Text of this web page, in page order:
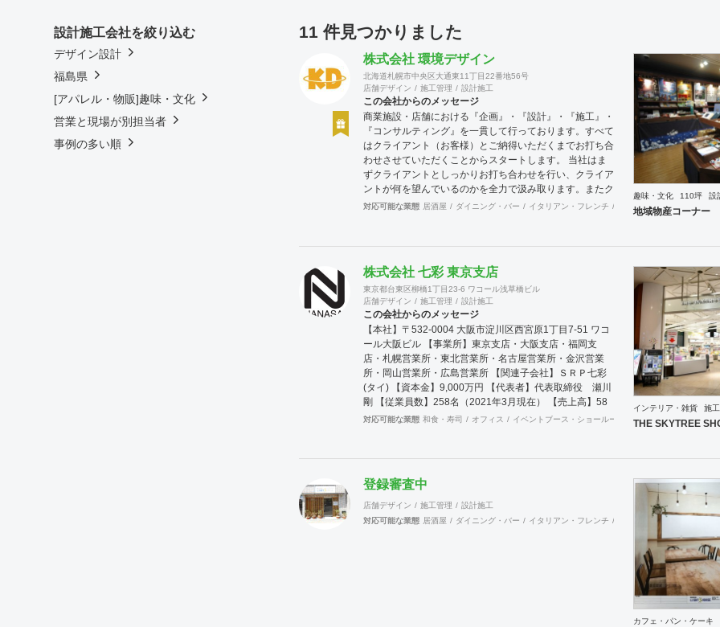
11 件見つかりました
株式会社 環境デザイン
北海道札幌市中央区大通東11丁目22番地56号
店舗デザイン
施工管理 設計施工
この会社からのメッセージ
商業施設・店舗における『企画』・『設計』・『施工』・
『コンサルティング』を一貫して行っております。すべて
はクライアント（お客様）とご納得いただくまでお打ち合
わせさせていただくことからスタートします。 当社はま
ずクライアントとしっかりお打ち合わせを行い、クライア
ントが何を望んでいるのかを全力で汲み取ります。またク
ライアントが思い描いていることをどのように表現してい
提案いたします。
対応可能な業態 居酒屋 ダイニング・バー イタリアン・フレンチ カフェ・パン・ケーキ
趣味・文化 110坪 設
地域物産コーナー
株式会社 七彩 東京支店
東京都台東区柳橋1丁目23-6 ワコール浅草橋ビル
店舗デザイン
施工管理 設計施工
この会社からのメッセージ
【本社】〒532-0004 大阪市淀川区西宮原1丁目7-51 ワコ
ール大阪ビル 【事業所】東京支店・大阪支店・福岡支
店・札幌営業所・東北営業所・名古屋営業所・金沢営業
所・岡山営業所・広島営業所 【関連子会社】ＳＲＰ七彩
(タイ) 【資本金】9,000万円 【代表者】代表取締役 瀬川
剛 【従業員数】258名（2021年3月現在） 【売上高】58
億40百万円（2021年3月期） 【主要得意先】全国主要百
ン設計事務所、各種学校、病医院など
対応可能な業態 和食・寿司 オフィス イベントブース・ショールーム エントランス ワーキ
インテリア・雑貨 施
THE SKYTREE
登録審査中
店舗デザイン 施工管理
設計施工
対応可能な業態 居酒屋 ダイニング・バー イタリアン・フレンチ カフェ・パン・ケーキ ラ
カフェ・パン・ケーキ
設計施工会社を絞り込む
デザイン設計
福島県
[アパレル・物販]趣味・文化
営業と現場が別担当者
事例の多い順